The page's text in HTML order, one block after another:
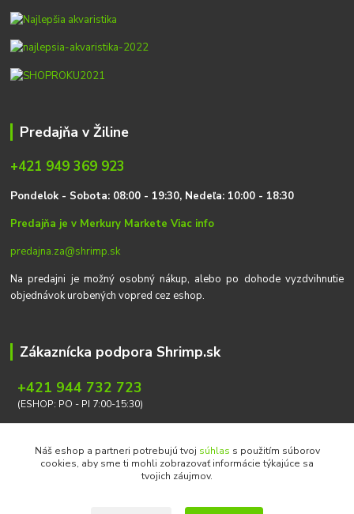
Predajňa v Žiline
+421 949 369 923
Pondelok - Sobota: 08:00 - 19:30, Nedeľa: 10:00 - 18:30
Predajňa je v Merkury MarketeViac info
predajna.za@shrimp.sk
Na predajni je možný osobný nákup, alebo po dohode vyzdvihnutie
objednávok urobených vopred cez eshop.
Zákaznícka podpora Shrimp.sk
+421 944 732 723
(ESHOP: PO - PI 7:00-15:30)
Náš eshop a partneri potrebujú tvoj súhlas s použitím súborov
cookies, aby sme ti mohli zobrazovať informácie týkajúce sa
tvojich záujmov.